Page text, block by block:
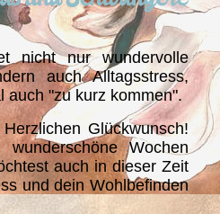
nicht nur wundervolle
auch Alltagsstress,
auch "zu kurz kommen".
Glückwunsch!
Wochen
auch in dieser Zeit
und dein Wohlbefinden